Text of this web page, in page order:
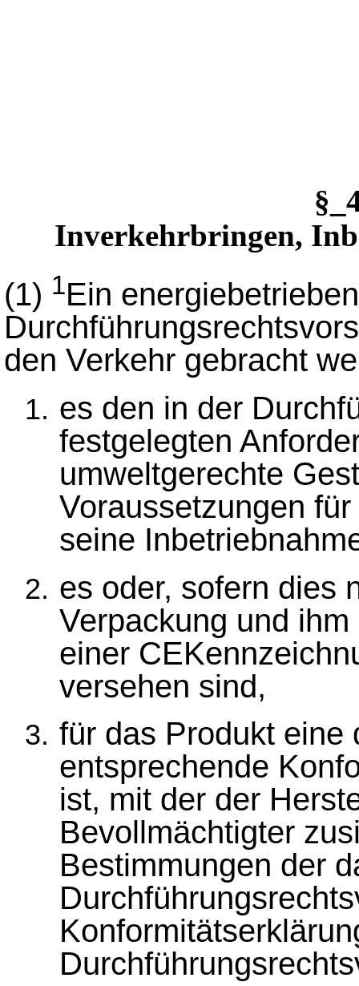
Inverkehrbringen,
(1) 1Ein
den Verkehr gebracht
es den in der
festgelegten
umweltgerechte
Voraussetzungen
seine
es oder, sofern dies
Verpackung und
einer
versehen sind,
für das Produkt eine
entsprechende
ist, mit der der
Bevollmächtigter
Bestimmungen der